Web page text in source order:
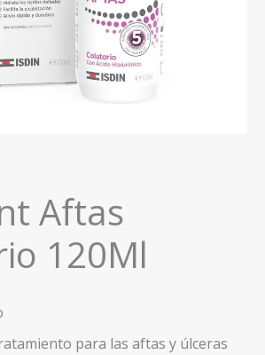
Aftas
120Ml
para las aftas y úlceras